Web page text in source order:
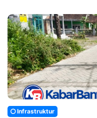
Infrastruktur